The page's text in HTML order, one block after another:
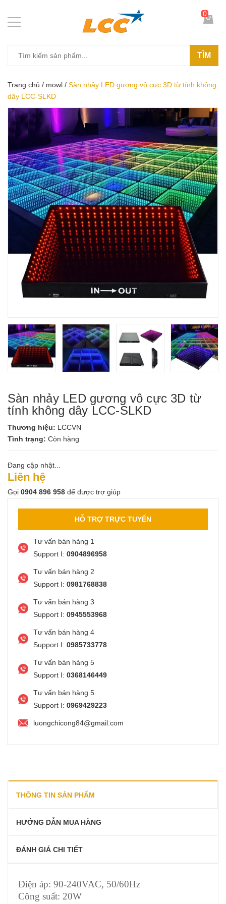
TÌM
0
Trang chủ / mowl / Sàn nhảy LED gương vô cực 3D từ tính không
dây LCC-SLKD
Sàn nhảy LED gương vô cực 3D từ
tính không dây LCC-SLKD
Thương hiệu: LCCVN
Tình trạng: Còn hàng
Đang cập nhật...
Liên hệ
Gọi 0904 896 958 để được trợ giúp
HỖ TRỢ TRỰC TUYẾN
Tư vấn bán hàng 1
Support I: 0904896958
Tư vấn bán hàng 2
Support I: 0981768838
Tư vấn bán hàng 3
Support I: 0945553968
Tư vấn bán hàng 4
Support I: 0985733778
Tư vấn bán hàng 5
Support I: 0368146449
Tư vấn bán hàng 5
Support I: 0969429223
luongchicong84@gmail.com
THÔNG TIN SẢN PHẨM
HƯỚNG DẪN MUA HÀNG
ĐÁNH GIÁ CHI TIẾT
Điện áp: 90-240VAC, 50/60Hz
Công suất: 20W